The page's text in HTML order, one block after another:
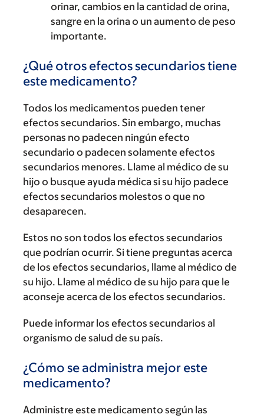
orinar, cambios en la cantidad de orina,
sangre en la orina o un aumento de peso
importante.
¿Qué otros efectos secundarios tiene
este medicamento?
Todos los medicamentos pueden tener
efectos secundarios. Sin embargo, muchas
personas no padecen ningún efecto
secundario o padecen solamente efectos
secundarios menores. Llame al médico de su
hijo o busque ayuda médica si su hijo padece
efectos secundarios molestos o que no
desaparecen.
Estos no son todos los efectos secundarios
que podrían ocurrir. Si tiene preguntas acerca
de los efectos secundarios, llame al médico de
su hijo. Llame al médico de su hijo para que le
aconseje acerca de los efectos secundarios.
Puede informar los efectos secundarios al
organismo de salud de su país.
¿Cómo se administra mejor este
medicamento?
Administre este medicamento según las